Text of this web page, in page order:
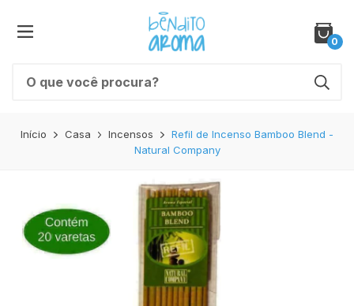
0
Início Casa Incensos
Refil de Incenso Bamboo Blend -
Natural Company